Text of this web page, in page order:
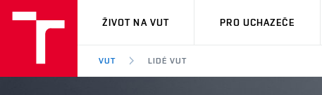
VUT
ŽIVOT NA VUT PRO UCHAZEČE
VUT LIDÉ VUT